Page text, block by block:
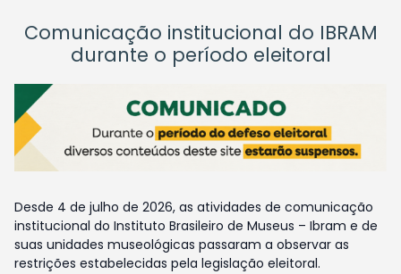
Comunicação institucional do IBRAM
durante o período eleitoral
Desde 4 de julho de 2026, as atividades de comunicação
institucional do Instituto Brasileiro de Museus – Ibram e de
suas unidades museológicas passaram a observar as
restrições estabelecidas pela legislação eleitoral.